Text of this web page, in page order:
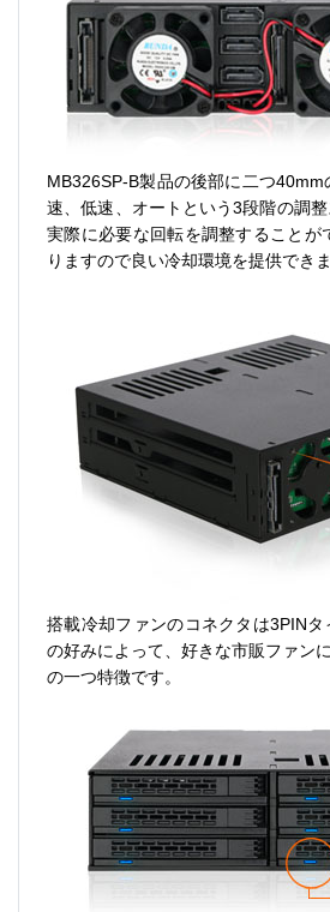
MB326SP-B製品の後部に二つ40mm
速、低速、オートという3段階の調
実際に必要な回転を調整すること
りますので良い冷却環境を提供できま
搭載冷却ファンのコネクタは3PINタ
の好みによって、好きな市販ファン
の一つ特徴です。